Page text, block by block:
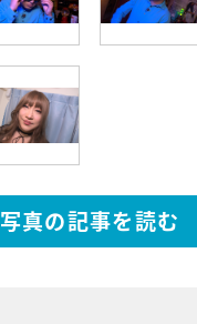
写真の記事を読む